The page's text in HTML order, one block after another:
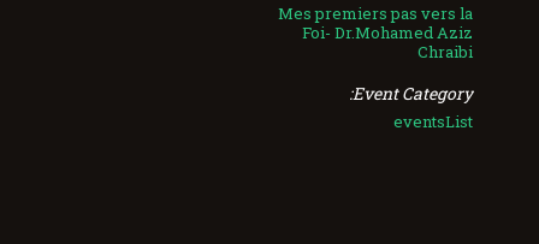
Mes premiers pas vers la
Foi- Dr.Mohamed Aziz
Chraibi
Event Category:
eventsList